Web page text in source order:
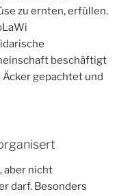
zu ernten, erfüllen.
beschäftigt
gepachtet und
aber nicht
darf. Besonders